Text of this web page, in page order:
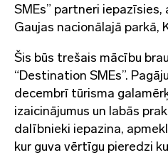
SMEs” partneri
Gaujas nacionālajā parkā,
Šis būs trešais mācību
“Destination SMEs”.
decembrī tūrisma
izaicinājumus un labās
dalībnieki iepazina,
kur guva vērtīgu pieredzi